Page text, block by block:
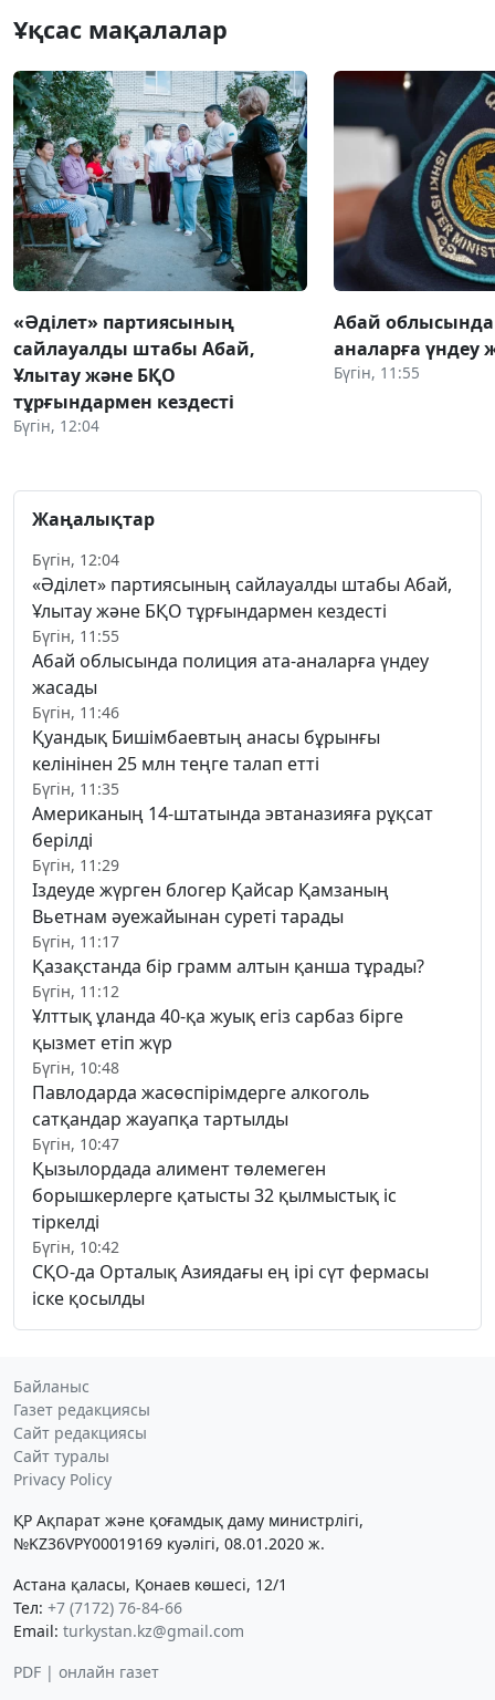
Ұқсас мақалалар
«Әділет» партиясының
сайлауалды штабы Абай,
Ұлытау және БҚО
тұрғындармен кездесті
Бүгін, 12:04
Абай
аналарға үндеу
Бүгін, 11:55
Жаңалықтар
Бүгін, 12:04
«Әділет» партиясының сайлауалды штабы Абай,
Ұлытау және БҚО тұрғындармен кездесті
Бүгін, 11:55
Абай облысында полиция ата-аналарға үндеу
жасады
Бүгін, 11:46
Қуандық Бишімбаевтың анасы бұрынғы
келінінен 25 млн теңге талап етті
Бүгін, 11:35
Американың 14-штатында эвтаназияға рұқсат
берілді
Бүгін, 11:29
Іздеуде жүрген блогер Қайсар Қамзаның
Вьетнам әуежайынан суреті тарады
Бүгін, 11:17
Қазақстанда бір грамм алтын қанша тұрады?
Бүгін, 11:12
Ұлттық ұланда 40-қа жуық егіз сарбаз бірге
қызмет етіп жүр
Бүгін, 10:48
Павлодарда жасөспірімдерге алкоголь
сатқандар жауапқа тартылды
Бүгін, 10:47
Қызылордада алимент төлемеген
борышкерлерге қатысты 32 қылмыстық іс
тіркелді
Бүгін, 10:42
СҚО-да Орталық Азиядағы ең ірі сүт фермасы
іске қосылды
Байланыс
Газет редакциясы
Сайт редакциясы
Сайт туралы
Privacy Policy
ҚР Ақпарат және қоғамдық даму министрлігі,
№KZ36VPY00019169 куәлігі, 08.01.2020 ж.
Астана қаласы, Қонаев көшесі, 12/1
Тел: +7 (7172) 76-84-66
Email: turkystan.kz@gmail.com
PDF | онлайн газет